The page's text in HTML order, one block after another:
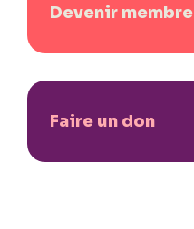
Devenir membre
Faire un don